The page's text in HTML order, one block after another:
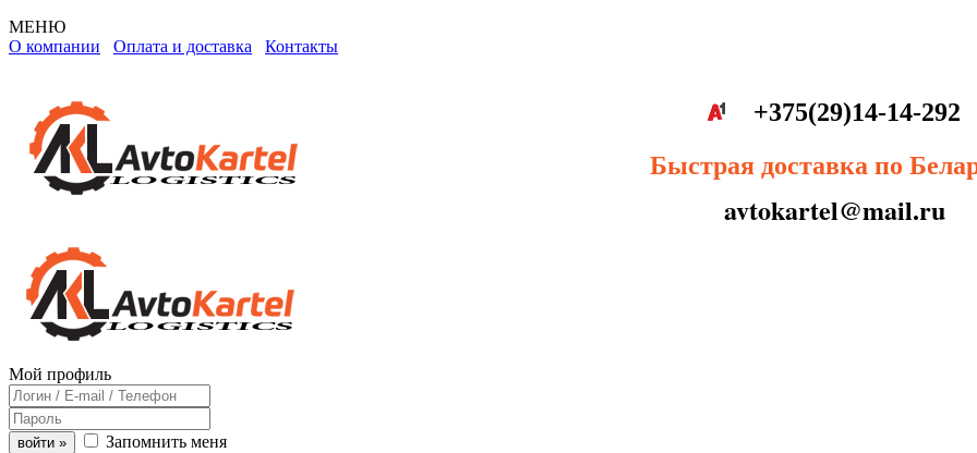
МЕНЮ
О компании
Оплата и доставка Контакты
+375(29)14-14-292
Быстрая доставка по
avtokartel@mail.ru
Мой профиль
войти »
Запомнить меня